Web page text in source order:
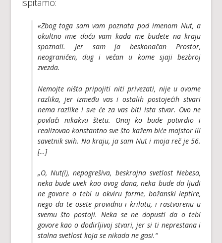
«Zbog toga sam vam poznata pod imenom Nut, a
okultno ime daću vam kada me budete na kraju
spoznali. Jer sam ja beskonačan Prostor,
neograničen, dug i večan u kome sjaji bezbroj
zvezda.
Nemojte ništa pripojiti niti privezati, nije u ovome
razlika, jer između vas i ostalih postojećih stvari
nema razlike i sve će za vas biti ista stvar. Ovo ne
povlači nikakvu štetu. Onaj ko bude potvrdio i
realizovao konstantno sve što kažem biće majstor ili
savetnik svih. Na kraju, ja sam Nut i moja reč je 56.
[…]
„O, Nut(!), nepogrešiva, beskrajna svetlost Nebesa,
neka bude uvek kao ovog dana, neka bude da ljudi
ne govore o tebi u okviru forme, božanski leptire,
nego da te osete providnu i krilatu, i rastvorenu u
svemu što postoji. Neka se ne dopusti da o tebi
govore kao o dodirljivoj stvari, jer si ti neprestana i
stalna svetlost koja se nikada ne gasi.“